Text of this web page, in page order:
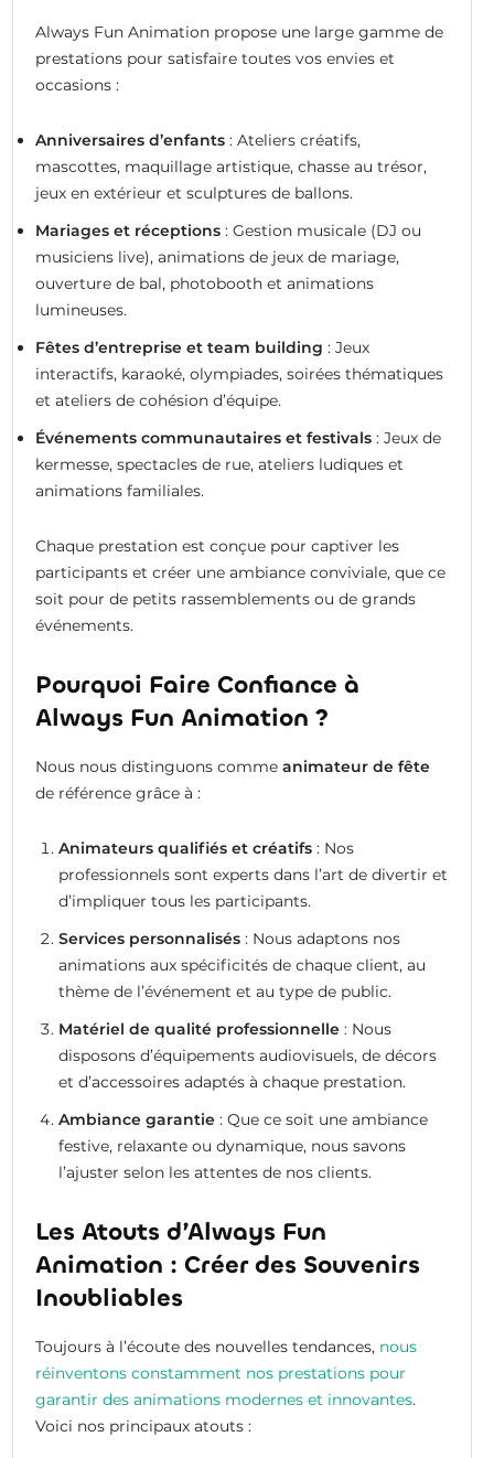
Always Fun Animation propose une large gamme de
prestations pour satisfaire toutes vos envies et
occasions :
Anniversaires d’enfants: Ateliers créatifs,
mascottes, maquillage artistique, chasse au trésor,
jeux en extérieur et sculptures de ballons.
Mariages et réceptions: Gestion musicale (DJ ou
musiciens live), animations de jeux de mariage,
ouverture de bal, photobooth et animations
lumineuses.
Fêtes d’entreprise et team building : Jeux
interactifs, karaoké, olympiades, soirées thématiques
et ateliers de cohésion d’équipe.
Événements communautaires et festivals: Jeux de
kermesse, spectacles de rue, ateliers ludiques et
animations familiales.
Chaque prestation est conçue pour captiver les
participants et créer une ambiance conviviale, que ce
soit pour de petits rassemblements ou de grands
événements.
Pourquoi Faire Confiance à
Always Fun Animation ?
Nous nous distinguons comme animateur de fête
de référence grâce à :
Animateurs qualifiés et créatifs: Nos
professionnels sont experts dans l’art de divertir et
d’impliquer tous les participants.
Services personnalisés: Nous adaptons nos
animations aux spécificités de chaque client, au
thème de l’événement et au type de public.
Matériel de qualité professionnelle: Nous
disposons d’équipements audiovisuels, de décors
et d’accessoires adaptés à chaque prestation.
Ambiance garantie: Que ce soit une ambiance
festive, relaxante ou dynamique, nous savons
l’ajuster selon les attentes de nos clients.
Les Atouts d’Always Fun
Animation : Créer des Souvenirs
Inoubliables
Toujours à l’écoute des nouvelles tendances, nous
réinventons constamment nos prestations pour
garantir des animations modernes et innovantes.
Voici nos principaux atouts :